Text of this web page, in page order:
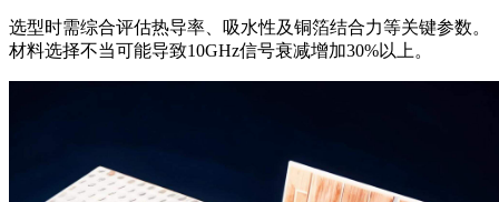
选型时需综合评估热导率、吸水性及铜箔结合力等关键参数。
材料选择不当可能导致10GHz信号衰减增加30%以上。